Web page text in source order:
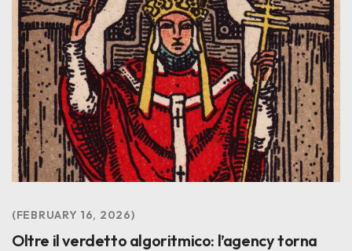
FEBRUARY 16, 2026
Oltre il verdetto algoritmico: l’agency torna